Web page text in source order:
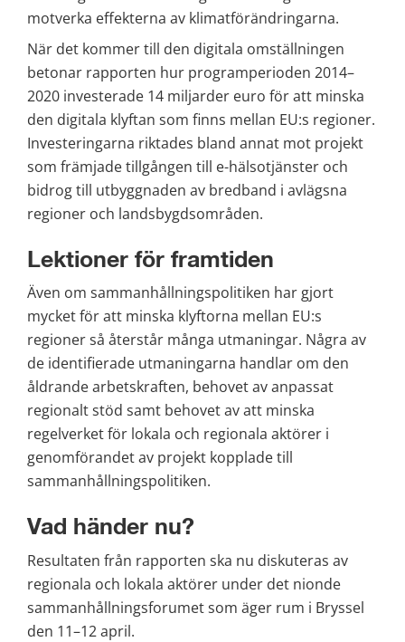
motverka effekterna av klimatförändringarna.
När det kommer till den digitala omställningen
betonar rapporten hur programperioden 2014–
2020 investerade 14 miljarder euro för att minska
den digitala klyftan som finns mellan EU:s regioner.
Investeringarna riktades bland annat mot projekt
som främjade tillgången till e-hälsotjänster och
bidrog till utbyggnaden av bredband i avlägsna
regioner och landsbygdsområden.
Lektioner för framtiden
Även om sammanhållningspolitiken har gjort
mycket för att minska klyftorna mellan EU:s
regioner så återstår många utmaningar. Några av
de identifierade utmaningarna handlar om den
åldrande arbetskraften, behovet av anpassat
regionalt stöd samt behovet av att minska
regelverket för lokala och regionala aktörer i
genomförandet av projekt kopplade till
sammanhållningspolitiken.
Vad händer nu?
Resultaten från rapporten ska nu diskuteras av
regionala och lokala aktörer under det nionde
sammanhållningsforumet som äger rum i Bryssel
den 11–12 april.